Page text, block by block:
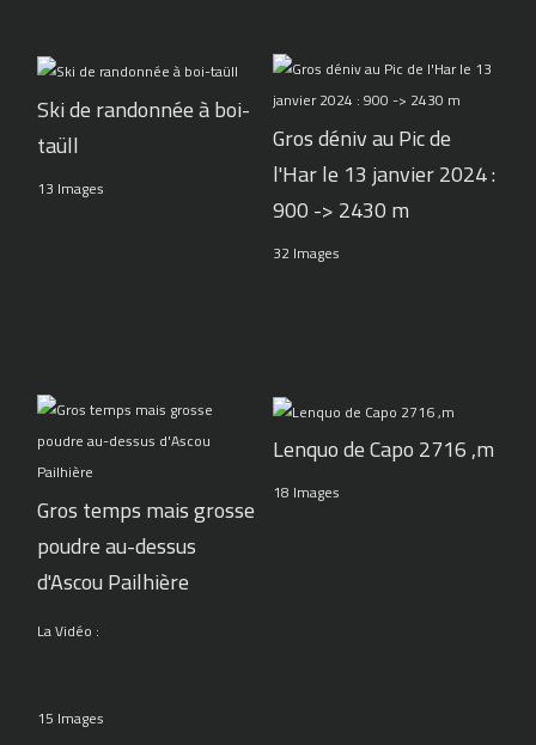
Ski de randonnée à boi-
taüll
13 Images
Gros déniv au Pic de
l'Har le 13 janvier 2024 :
900 -> 2430 m
32 Images
Gros temps mais grosse
poudre au-dessus
d'Ascou Pailhière
La Vidéo :
15 Images
Lenquo de Capo 2716 ,m
18 Images